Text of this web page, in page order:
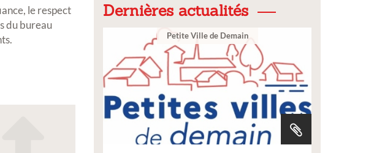
le respect
du bureau
Dernières actualités